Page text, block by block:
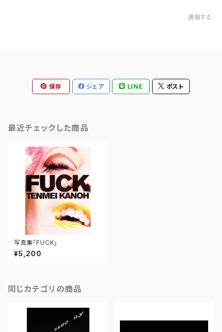
通報する
保存 シェア LINE ポスト
最近チェックした商品
写真集「FUCK」
¥5,200
同じカテゴリの商品